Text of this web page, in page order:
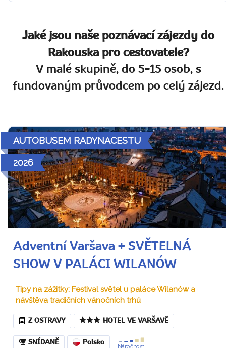
Jaké jsou naše poznávací zájezdy do
Rakouska pro cestovatele?
V malé skupině, do 5-15 osob, s
fundovaným průvodcem po celý zájezd.
AUTOBUSEM RADYNACESTU
2026
Adventní Varšava + SVĚTELNÁ
SHOW V PALÁCI WILANÓW
Tipy na zážitky: Festival světel u paláce Wilanów a
návštěva tradičních vánočních trhů
Z OSTRAVY HOTEL VE VARŠAVĚ
SNÍDANĚ Polsko
Náročnost